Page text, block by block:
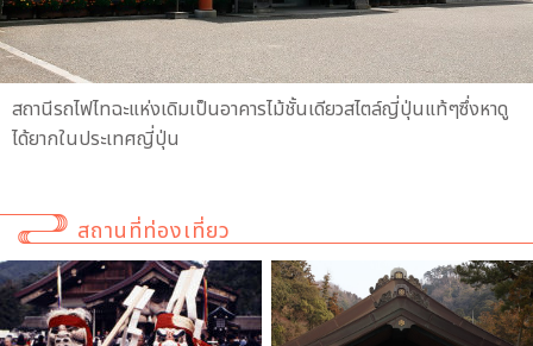
สถานีรถไฟไทฉะแห่งเดิมเป็นอาคารไม้ชั้นเดียวสไตล์ญี่ปุ่นแท้ๆซึ่งหาดู
ได้ยากในประเทศญี่ปุ่น
สถานที่ท่องเที่ยว